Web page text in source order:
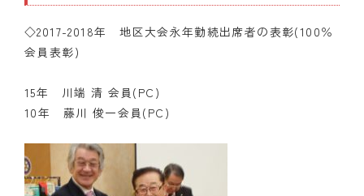
◇2017-2018年 地区大会永年勤続出席者の表彰(100％
会員表彰)
15年 川端 清 会員(PC)
10年 藤川 俊一会員(PC)